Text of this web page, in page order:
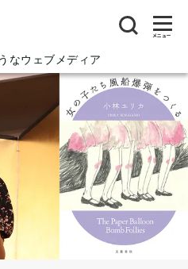
なウェブメディア
メニュー